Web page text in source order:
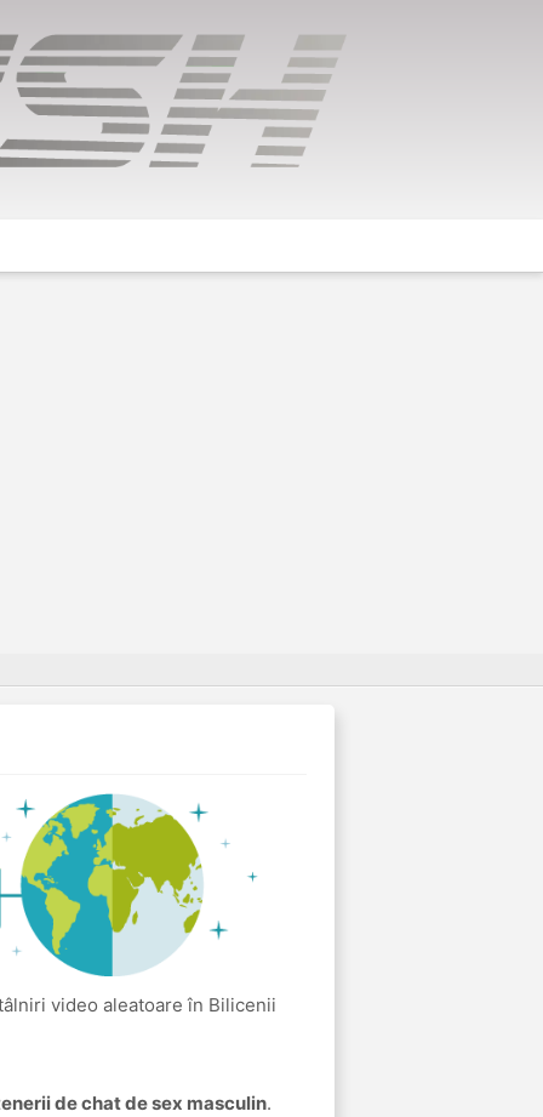
video aleatoare în Bilicenii
de chat de sex masculin.